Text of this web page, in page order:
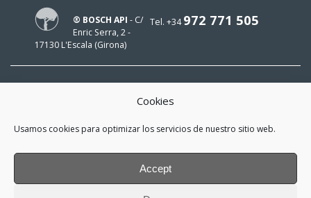
Cookies
Usamos cookies para optimizar los servicios de nuestro sitio web.
Accept
Tel. +34972 771 505
® BOSCH API - C/
Enric Serra, 2 -
17130 L'Escala (Girona)
¡Mi e-mail es
y me interesa estar al día!
*He leído y acepto lapolítica de